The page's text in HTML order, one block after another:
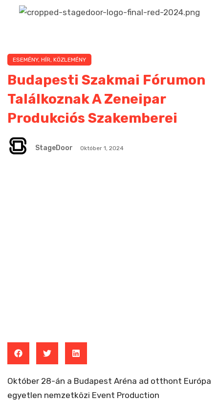
ESEMÉNY, HÍR, KÖZLEMÉNY
Budapesti Szakmai Fórumon
Találkoznak A Zeneipar
Produkciós Szakemberei
StageDoor Október 1, 2024
Október 28-án a Budapest Aréna ad otthont Európa
egyetlen nemzetközi Event Production